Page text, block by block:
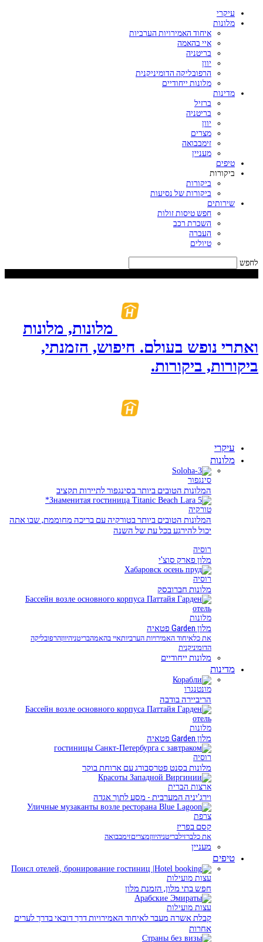
עיקרי
מלונות
איחוד האמירויות הערביות
איי בהאמה
בריטניה
יוון
הרפובליקה הדומיניקנית
מלונות ייחודיים
מדינות
ברזיל
בריטניה
יוון
מצרים
זימבבואה
מעניין
טיפים
ביקורות
ביקורות
ביקורות של נסיעות
שירותים
חפש טיסות זולות
השכרת רכב
העברה
טיולים
לחפש
מלונות, מלונות
ואתרי נופש בעולם. חיפוש, הזמנתי,
ביקורות, ביקורות.
עיקרי
מלונות
סינגפור
המלונות הטובים ביותר בסינגפור לתיירות תקציב
טורקיה
המלונות הטובים ביותר בטורקיה עם בריכה מחוממת, שבו אתה
יכול להירגע בכל עת של השנה
רוסיה
מלון פארק סוצ'י
רוסיה
מלונות חברובסק
מלונות
מלון Garden פטאיה
את כלאיחוד האמירויות הערביותאיי בהאמהבריטניהיווןהרפובליקה
הדומיניקנית
מלונות ייחודיים
מדינות
מונטנגרו
הריביירה בודבה
מלונות
מלון Garden פטאיה
רוסיה
מלונות בסנט פטרסבורג עם ארוחת בוקר
ארצות הברית
וירג'יניה המערבית - מסע לתוך אגדה
צרפת
קסם בפריז
את כלברזילבריטניהיווןמצריםזימבבואה
מעניין
טיפים
עצות מועילות
חפש בתי מלון, הזמנת מלון
עצות מועילות
קבלת אשרה מעבר לאיחוד האמירויות דרך דובאי בדרך לערים
אחרות